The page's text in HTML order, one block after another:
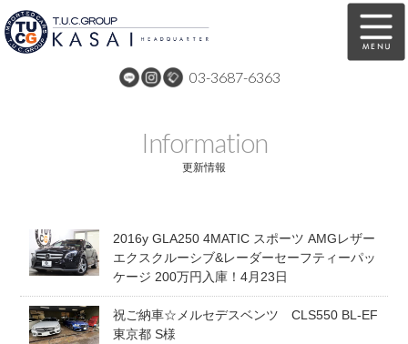
03-3687-6363
全国納車 特別作業
注文販売 自動車保険
買取無料査定 リンク
Information
更新情報
2016y GLA250 4MATIC スポーツ AMGレザー
エクスクルーシブ&レーダーセーフティーパッ
ケージ 200万円入庫！4月23日
祝ご納車☆メルセデスベンツ CLS550 BL-EF
東京都 S様